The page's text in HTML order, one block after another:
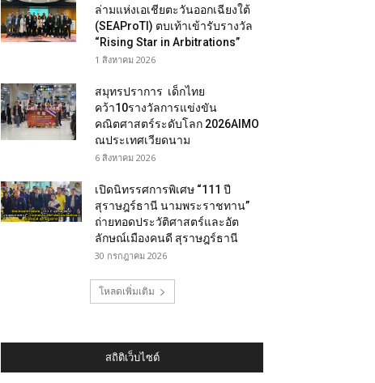
ล่ามแห่งเอเชียตะวันออกเฉียงใต้
(SEAProTI) ตบเท้าเข้ารับรางวัล
“Rising Star in Arbitrations”
1 สิงหาคม 2026
สมุทรปราการ เด็กไทย
คว้า10รางวัลการแข่งขัน
คณิตศาสตร์ระดับโลก 2026AIMO
ณประเทศเวียดนาม
6 สิงหาคม 2026
เปิดนิทรรศการพิเศษ “111 ปี
สุราษฎร์ธานี นามพระราชทาน”
ถ่ายทอดประวัติศาสตร์และอัต
ลักษณ์เมืองคนดี สุราษฎร์ธานี
30 กรกฎาคม 2026
โหลดเพิ่มเติม
สถิติเว็บไซต์